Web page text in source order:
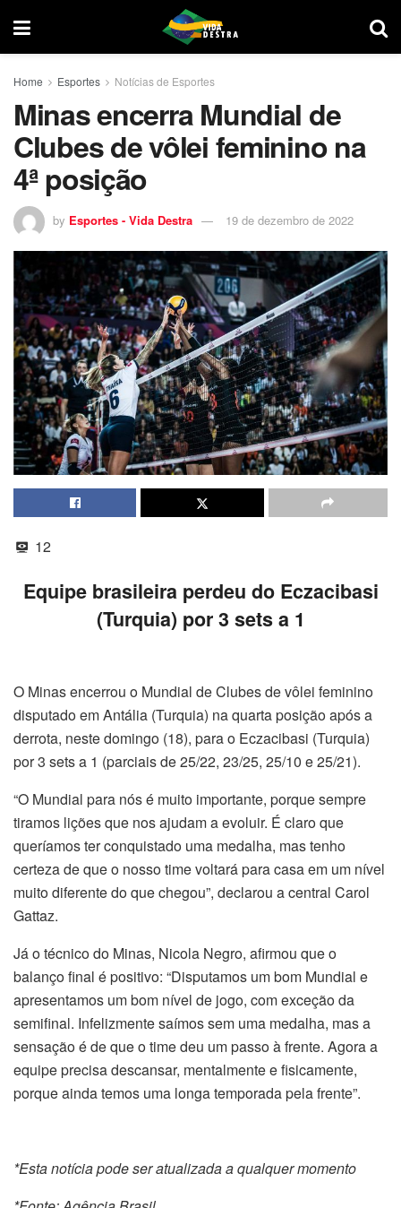
Home Esportes Notícias de Esportes
Minas encerra Mundial de
Clubes de vôlei feminino na
4ª posição
by Esportes - Vida Destra 19 de dezembro de 2022
12
Equipe brasileira perdeu do Eczacibasi
(Turquia) por 3 sets a 1
O Minas encerrou o Mundial de Clubes de vôlei feminino
disputado em Antália (Turquia) na quarta posição após a
derrota, neste domingo (18), para o Eczacibasi (Turquia)
por 3 sets a 1 (parciais de 25/22, 23/25, 25/10 e 25/21).
“O Mundial para nós é muito importante, porque sempre
tiramos lições que nos ajudam a evoluir. É claro que
queríamos ter conquistado uma medalha, mas tenho
certeza de que o nosso time voltará para casa em um nível
muito diferente do que chegou”, declarou a central Carol
Gattaz.
Já o técnico do Minas, Nicola Negro, afirmou que o
balanço final é positivo: “Disputamos um bom Mundial e
apresentamos um bom nível de jogo, com exceção da
semifinal. Infelizmente saímos sem uma medalha, mas a
sensação é de que o time deu um passo à frente. Agora a
equipe precisa descansar, mentalmente e fisicamente,
porque ainda temos uma longa temporada pela frente”.
*Esta notícia pode ser atualizada a qualquer momento